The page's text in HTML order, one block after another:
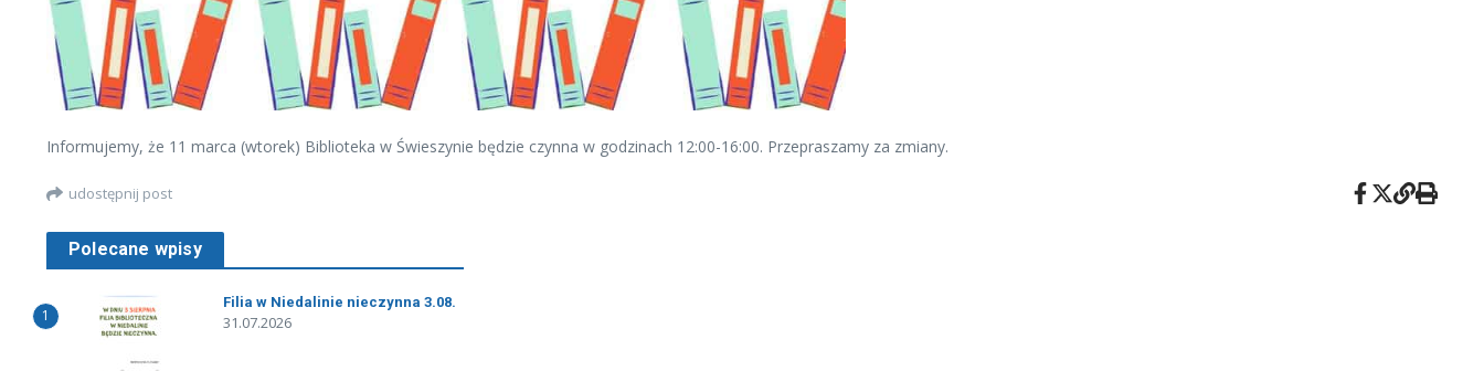
Informujemy, że 11 marca (wtorek) Biblioteka w Świeszynie będzie czynna w godzinach 12:00-16:00. Przepraszamy za zmiany.
udostępnij post
Polecane wpisy
1
Filia w Niedalinie nieczynna 3.08.
31.07.2026